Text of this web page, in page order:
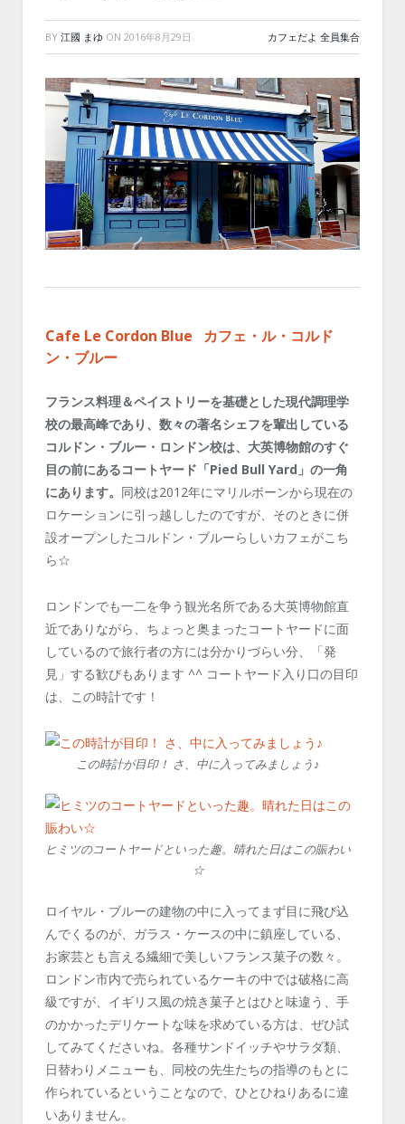
BY 江國 まゆ ON 2016年8月29日 カフェだよ 全員集合
Cafe Le Cordon Blue カフェ・ル・コルド
ン・ブルー
フランス料理＆ペイストリーを基礎とした現代調理学
校の最高峰であり、数々の著名シェフを輩出している
コルドン・ブルー・ロンドン校は、大英博物館のすぐ
目の前にあるコートヤード「Pied Bull Yard」の一角
にあります。 同校は2012年にマリルボーンから現在の
ロケーションに引っ越ししたのですが、そのときに併
設オープンしたコルドン・ブルーらしいカフェがこち
ら☆
ロンドンでも一二を争う観光名所である大英博物館直
近でありながら、ちょっと奥まったコートヤードに面
しているので旅行者の方には分かりづらい分、「発
見」する歓びもあります ^^ コートヤード入り口の目印
は、この時計です！
この時計が目印！ さ、中に入ってみましょう♪
ヒミツのコートヤードといった趣。晴れた日はこの賑わい
☆
ロイヤル・ブルーの建物の中に入ってまず目に飛び込
んでくるのが、ガラス・ケースの中に鎮座している、
お家芸とも言える繊細で美しいフランス菓子の数々。
ロンドン市内で売られているケーキの中では破格に高
級ですが、イギリス風の焼き菓子とはひと味違う、手
のかかったデリケートな味を求めている方は、ぜひ試
してみてくださいね。各種サンドイッチやサラダ類、
日替わりメニューも、同校の先生たちの指導のもとに
作られているということなので、ひとひねりあるに違
いありません。